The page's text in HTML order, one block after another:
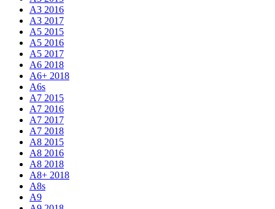
A3 2016
A3 2017
A5 2015
A5 2016
A5 2017
A6 2018
A6+ 2018
A6s
A7 2015
A7 2016
A7 2017
A7 2018
A8 2015
A8 2016
A8 2018
A8+ 2018
A8s
A9